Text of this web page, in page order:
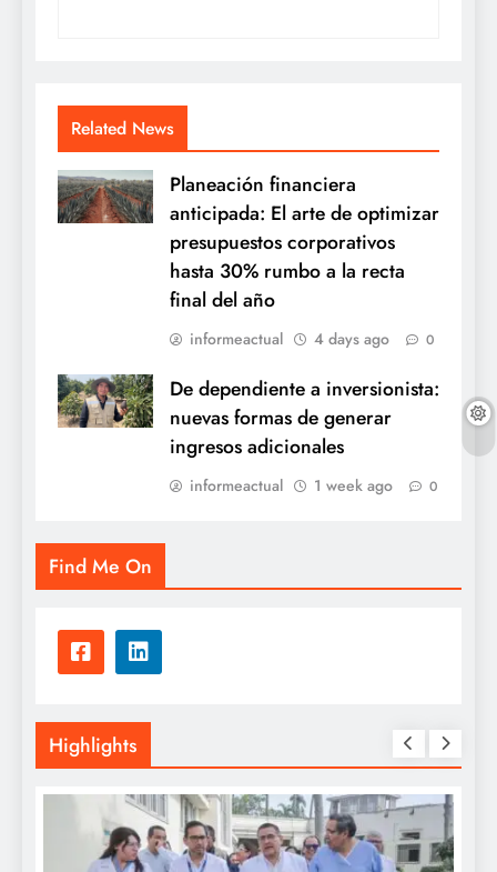
Related News
Planeación financiera
anticipada: El arte de optimizar
presupuestos corporativos
hasta 30% rumbo a la recta
final del año
informeactual 4 days ago 0
De dependiente a inversionista:
nuevas formas de generar
ingresos adicionales
informeactual 1 week ago 0
Find Me On
Highlights